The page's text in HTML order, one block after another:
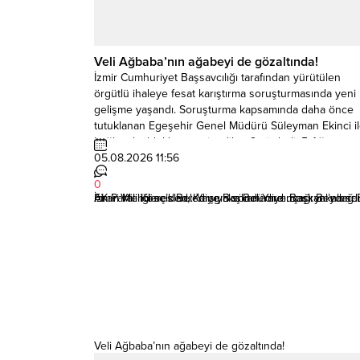
Veli Ağbaba’nın ağabeyi de gözaltında!
İzmir Cumhuriyet Başsavcılığı tarafından yürütülen
örgütlü ihaleye fesat karıştırma soruşturmasında yeni
gelişme yaşandı. Soruşturma kapsamında daha önce
tutuklanan Egeşehir Genel Müdürü Süleyman Ekinci
bağlantılı oldukları tespit edilen 2 şüpheli, 5 Ağustos
2026 tarihinde Diyarbakır ve Malatya’da düzenlenen
operasyonlarla gözaltına alındı. Gözaltına alınan
şüphelilerden birinin Veli Ağbaba’nın ağabeyi Hür...
05.08.2026 11:56
0
AK Partili Köse’den, Karşıyaka Belediye Başkanı’na
Firari Menderes Belediye Başkan Yardımcısı
İzmir Valiliği açıkladı: Yangın söndürme uçağı Beydağ
Veli Ağbaba’nın ağabeyi de gözaltında!